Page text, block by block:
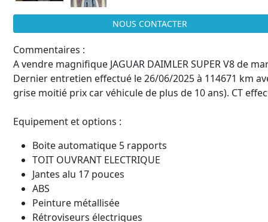
NOUS CONTACTER
Commentaires :
A vendre magnifique JAGUAR DAIMLER SUPER V8 de
Dernier entretien effectué le 26/06/2025 à 114671 km
grise moitié prix car véhicule de plus de 10 ans). CT
Equipement et options :
Boite automatique 5 rapports
TOIT OUVRANT ELECTRIQUE
Jantes alu 17 pouces
ABS
Peinture métallisée
Rétroviseurs électriques